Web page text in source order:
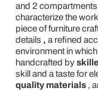
and 2
characterize the
piece of furniture
details , a refined
environment in
handcrafted by
skill and a taste for
quality materials,